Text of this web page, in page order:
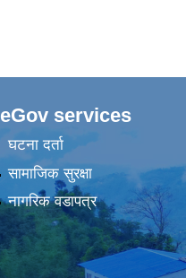
eGov services
घटना दर्ता
सामाजिक सुरक्षा
नागरिक वडापत्र